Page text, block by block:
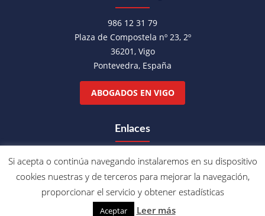
986 12 31 79
Plaza de Compostela nº 23, 2º
36201, Vigo
Pontevedra, España
ABOGADOS EN VIGO
Enlaces
Condiciones de Uso y Privacidad
Política de Cookies
Síganos en Facebook
Síganos en YouTube
Si acepta o continúa navegando instalaremos en su dispositivo
cookies nuestras y de terceros para mejorar la navegación,
proporcionar el servicio y obtener estadísticas
Aceptar Leer más